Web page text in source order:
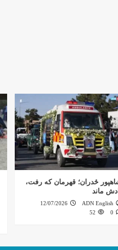
ځدران؛ قهرمان که رفت،
ماند
ADN English
12/07/2026
0
52